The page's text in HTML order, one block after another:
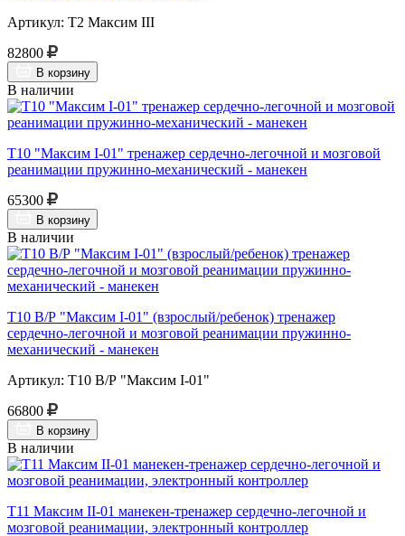
Артикул: Т2 Максим III
82800
В корзину
В наличии
Т10 "Максим I-01" тренажер сердечно-легочной и мозговой
реанимации пружинно-механический - манекен
65300
В корзину
В наличии
Т10 В/Р "Максим I-01" (взрослый/ребенок) тренажер
сердечно-легочной и мозговой реанимации пружинно-
механический - манекен
Артикул: Т10 В/Р "Максим I-01"
66800
В корзину
В наличии
Т11 Максим II-01 манекен-тренажер сердечно-легочной и
мозговой реанимации, электронный контроллер